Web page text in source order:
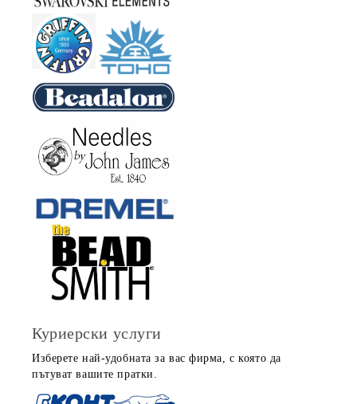
Куриерски услуги
Изберете най-удобната за вас фирма, с която да
пътуват вашите пратки.